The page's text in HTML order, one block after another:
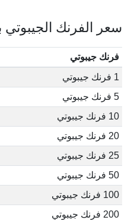
سعر الفرنك الجيبوتي
فرنك جيبوتي
1 فرنك جيبوتي
5 فرنك جيبوتي
10 فرنك جيبوتي
20 فرنك جيبوتي
25 فرنك جيبوتي
50 فرنك جيبوتي
100 فرنك جيبوتي
200 فرنك جيبوتي